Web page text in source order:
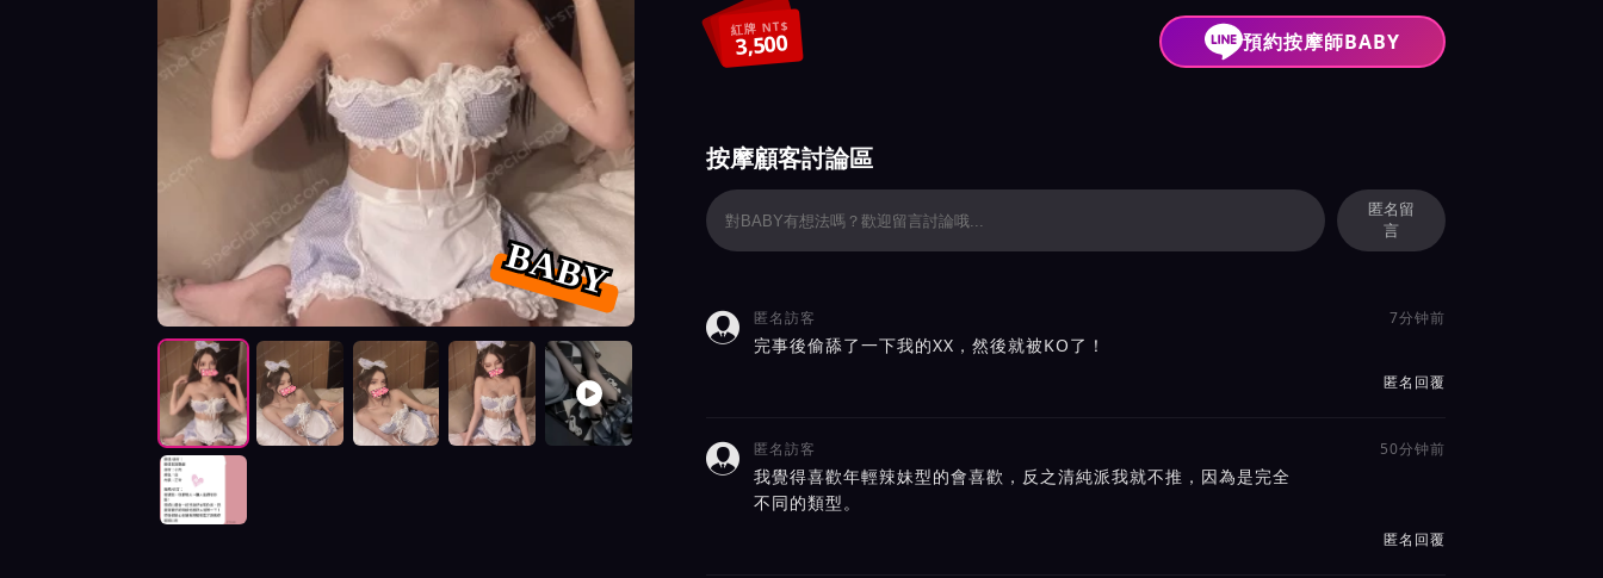
紅牌 NT$
3,500 預約按摩師BABY
BABY
按摩師BABY照片展示與影片介紹及客戶評價截屏展示
按摩顧客討論區
匿名留
言
 匿名訪客 7分钟前
完事後偷舔了一下我的XX，然後就被KO了！
匿名回覆
 匿名訪客 50分钟前
我覺得喜歡年輕辣妹型的會喜歡，反之清純派我就不推，因為是完全
不同的類型。
匿名回覆